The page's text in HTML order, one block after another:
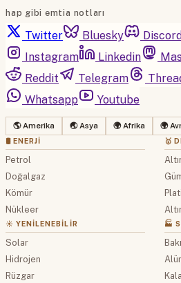
hap gibi emtia notları
Twitter Bluesky Discord
Instagram
Linkedin
Reddit
Telegram
Whatsapp
Youtube
🌎 Amerika 🌏 Asya 🌍 Afrika 🌍
🛢 ENERJI
Petrol
Doğalgaz
Kömür
Nükleer
☀️ YENILENEBILIR
Solar
Hidrojen
Rüzgar
🥇
🏭